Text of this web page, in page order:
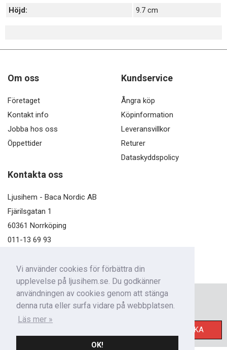
Vi använder cookies för förbättra din
upplevelse på ljusihem.se. Du godkänner
användningen av cookies genom att stänga
denna ruta eller surfa vidare på webbplatsen.
Läs mer »
OK!
Höjd:
9.7 cm
Om oss
Företaget
Kontakt info
Jobba hos oss
Öppettider
Kundservice
Ångra köp
Köpinformation
Leveransvillkor
Returer
Dataskyddspolicy
Kontakta oss
Ljusihem - Baca Nordic AB
Fjärilsgatan 1
60361 Norrköping
011-13 69 93
Nyhetsbrev
SKICKA